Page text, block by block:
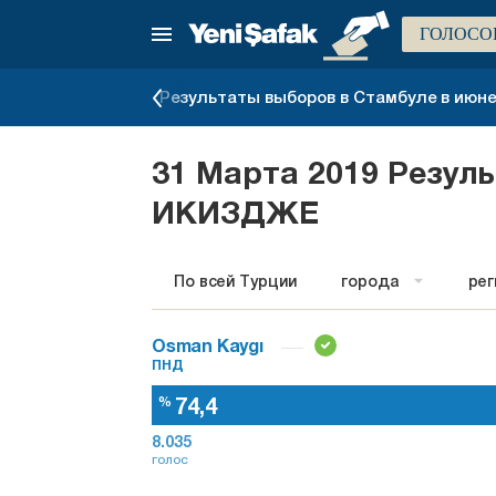
Результаты выборов в Стамбуле в июне
31 Марта 2019
ИКИЗДЖЕ
По всей Турции города
Osman Kaygı
ПНД
% 74,4
8.035
голос